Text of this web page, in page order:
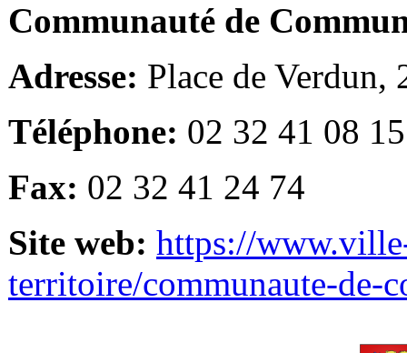
Communauté de
Adresse: Place de Verdun,
Téléphone: 02 32 41 08 15
Fax: 02 32 41 24 74
Site web: https://
territoire/communaute-de-